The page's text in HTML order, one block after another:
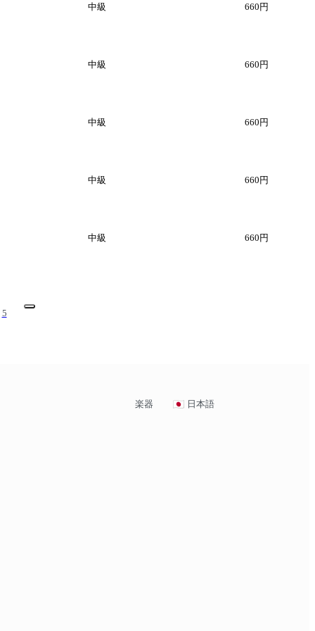
中級 660円
中級 660円
中級 660円
中級 660円
中級 660円
5
楽器 日本語